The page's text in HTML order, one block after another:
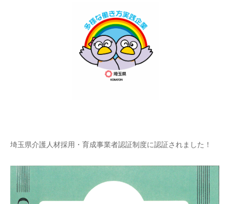
埼玉県介護人材採用・育成事業者認証制度に認証されました！